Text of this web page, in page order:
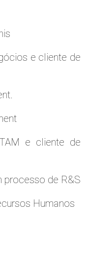
e cliente de
e cliente de
processo de R&S
Humanos